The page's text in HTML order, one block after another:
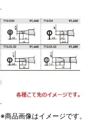
※商品画像はイメージです。